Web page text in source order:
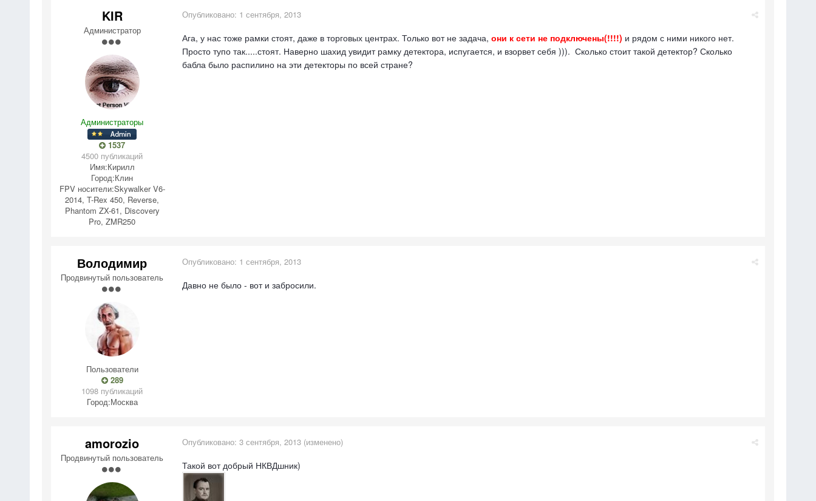
KIR
Администратор
Администраторы
1537
4500 публикаций
Имя:Кирилл
Город:Клин
FPV носители:Skywalker V6-
2014, T-Rex 450, Reverse,
Phantom ZX-61, Discovery
Pro, ZMR250
Опубликовано: 1 сентября, 2013
Ага, у нас тоже рамки стоят, даже в торговых центрах. Только вот не задача, они к сети не подключены(!!!!) и рядом с ними никого нет.
Просто тупо так.....стоят. Наверно шахид увидит рамку детектора, испугается, и взорвет себя ))). Сколько стоит такой детектор? Сколько
бабла было распилино на эти детекторы по всей стране?
Володимир
Продвинутый пользователь
Пользователи
289
1098 публикаций
Город:Москва
Опубликовано: 1 сентября, 2013
Давно не было - вот и забросили.
amorozio
Продвинутый пользователь
Опубликовано: 3 сентября, 2013(изменено)
Такой вот добрый НКВДшник)